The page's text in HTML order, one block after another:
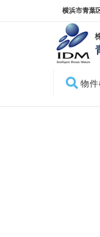
横浜市青葉
物